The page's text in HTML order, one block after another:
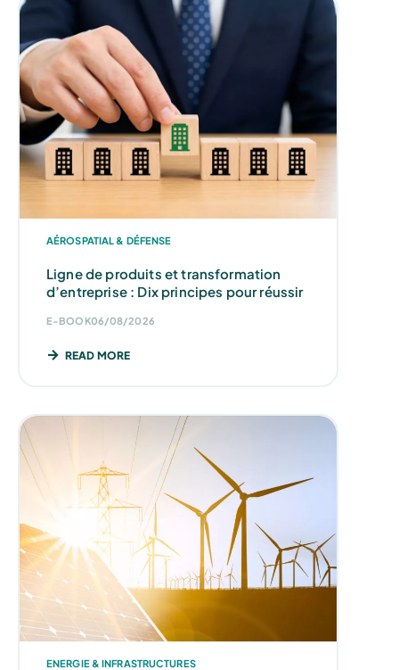
AÉROSPATIAL & DÉFENSE
Ligne de produits et transformation
d’entreprise : Dix principes pour réussir
E-BOOK06/08/2026
READ MORE
ENERGIE & INFRASTRUCTURES